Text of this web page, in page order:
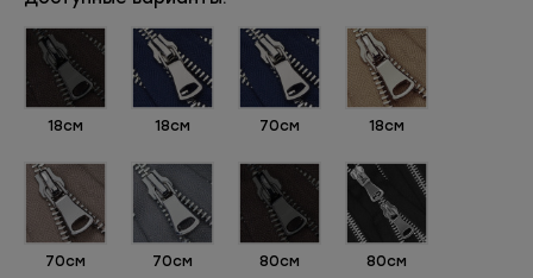
18см 18см 70см 18см
70см 70см 80см 80см